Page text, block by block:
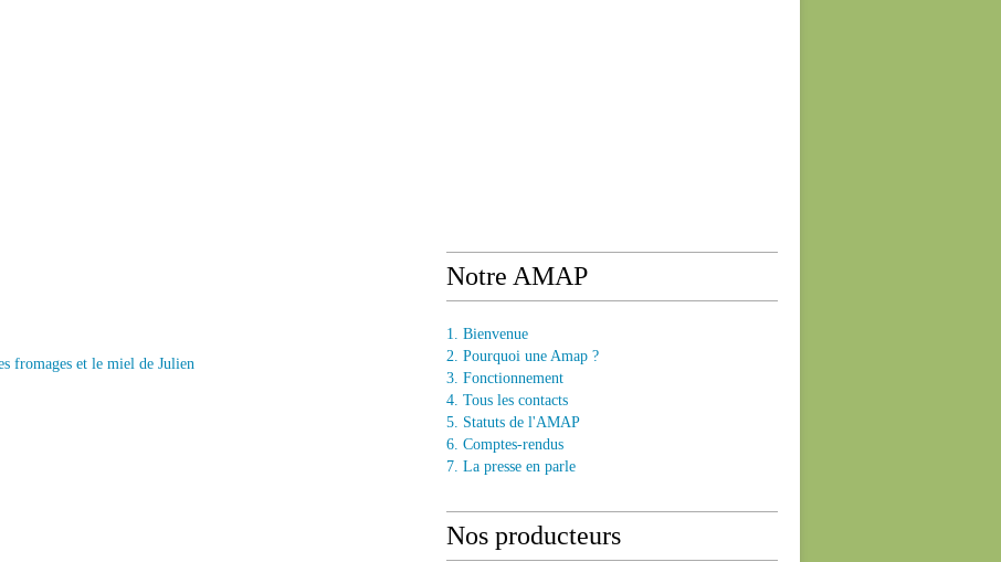
Notre AMAP
1. Bienvenue
2. Pourquoi une Amap ?
3. Fonctionnement
4. Tous les contacts
5. Statuts de l'AMAP
6. Comptes-rendus
7. La presse en parle
Nos producteurs